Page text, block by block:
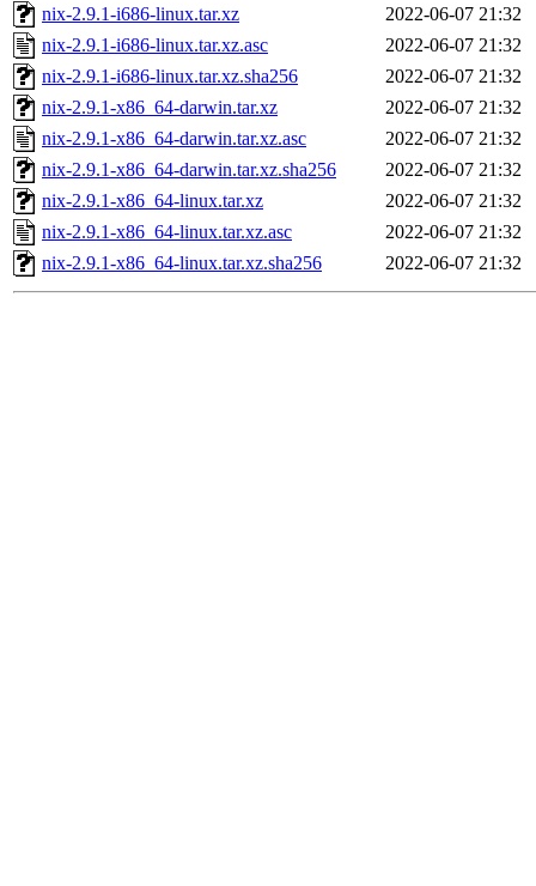
nix-2.9.1-i686-linux.tar.xz
2022-06-07 21:32
nix-2.9.1-i686-linux.tar.xz.asc
2022-06-07 21:32
nix-2.9.1-i686-linux.tar.xz.sha256
2022-06-07 21:32
nix-2.9.1-x86_64-darwin.tar.xz
2022-06-07 21:32
nix-2.9.1-x86_64-darwin.tar.xz.asc
2022-06-07 21:32
nix-2.9.1-x86_64-darwin.tar.xz.sha256
2022-06-07 21:32
nix-2.9.1-x86_64-linux.tar.xz
2022-06-07 21:32
nix-2.9.1-x86_64-linux.tar.xz.asc
2022-06-07 21:32
nix-2.9.1-x86_64-linux.tar.xz.sha256
2022-06-07 21:32